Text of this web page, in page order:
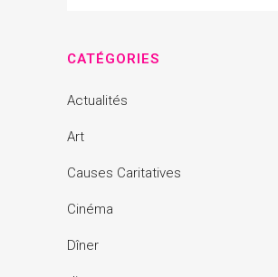
CATÉGORIES
Actualités
Art
Causes Caritatives
Cinéma
Dîner